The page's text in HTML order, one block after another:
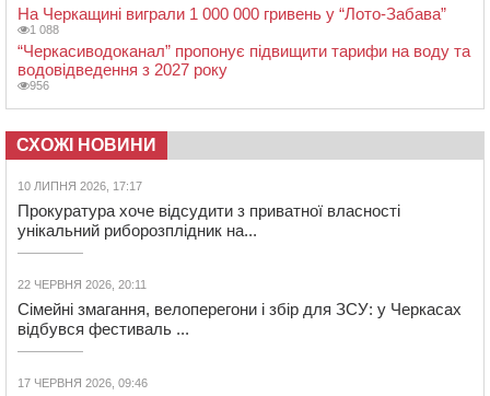
На Черкащині виграли 1 000 000 гривень у “Лото-Забава”
1 088
“Черкасиводоканал” пропонує підвищити тарифи на воду та
водовідведення з 2027 року
956
СХОЖІ НОВИНИ
10 ЛИПНЯ 2026, 17:17
Прокуратура хоче відсудити з приватної власності
унікальний риборозплідник на...
22 ЧЕРВНЯ 2026, 20:11
Сімейні змагання, велоперегони і збір для ЗСУ: у Черкасах
відбувся фестиваль ...
17 ЧЕРВНЯ 2026, 09:46